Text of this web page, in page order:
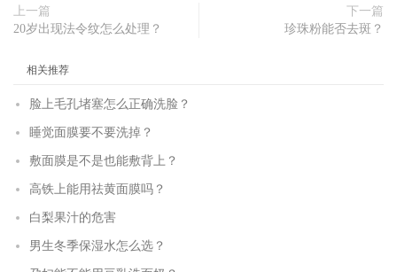
上一篇
20岁出现法令纹怎么处理？
下一篇
珍珠粉能否去斑？
相关推荐
脸上毛孔堵塞怎么正确洗脸？
睡觉面膜要不要洗掉？
敷面膜是不是也能敷背上？
高铁上能用祛黄面膜吗？
白梨果汁的危害
男生冬季保湿水怎么选？